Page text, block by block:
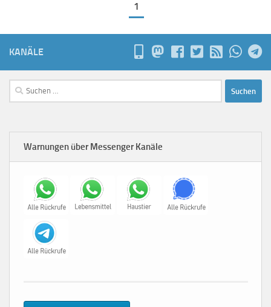
1
KANÄLE
Suchen
nach:
Warnungen über Messenger Kanäle